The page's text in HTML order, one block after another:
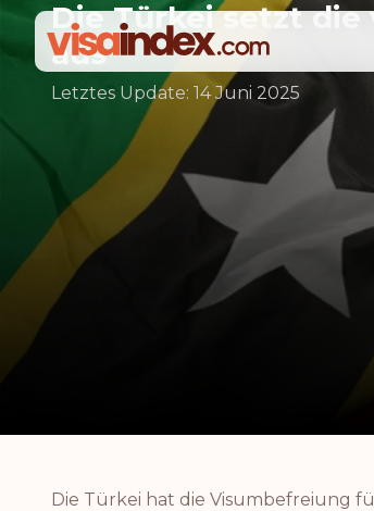
Die Türkei setzt die
aus
Letztes Update: 14 Juni 2025
Die Türkei hat die Visumbefreiung